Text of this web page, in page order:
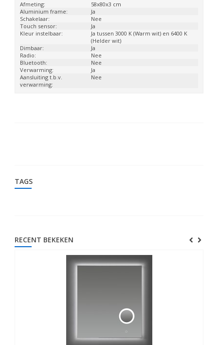
Afmeting:
58x80x3 cm
Aluminium frame:
Ja
Schakelaar:
Nee
Touch sensor:
Ja
Kleur instelbaar:
Ja tussen 3000 K (Warm wit) en 6400 K
(Helder wit)
Dimbaar:
Ja
Radio:
Nee
Bluetooth:
Nee
Verwarming:
Ja
Aansluiting t.b.v.
verwarming:
Nee
TAGS
RECENT BEKEKEN